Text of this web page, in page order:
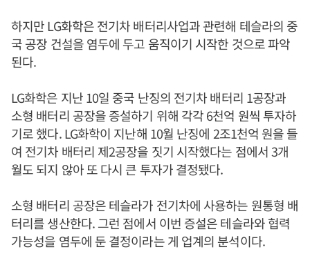
하지만 LG화학은 전기차 배터리사업과 관련해 테슬라의 중
국 공장 건설을 염두에 두고 움직이기 시작한 것으로 파악
된다.
LG화학은 지난 10일 중국 난징의 전기차 배터리 1공장과
소형 배터리 공장을 증설하기 위해 각각 6천억 원씩 투자하
기로 했다. LG화학이 지난해 10월 난징에 2조1천억 원을 들
여 전기차 배터리 제2공장을 짓기 시작했다는 점에서 3개
월도 되지 않아 또 다시 큰 투자가 결정됐다.
소형 배터리 공장은 테슬라가 전기차에 사용하는 원통형 배
터리를 생산한다. 그런 점에서 이번 증설은 테슬라와 협력
가능성을 염두에 둔 결정이라는 게 업계의 분석이다.